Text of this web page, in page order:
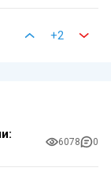
+2
6078 0